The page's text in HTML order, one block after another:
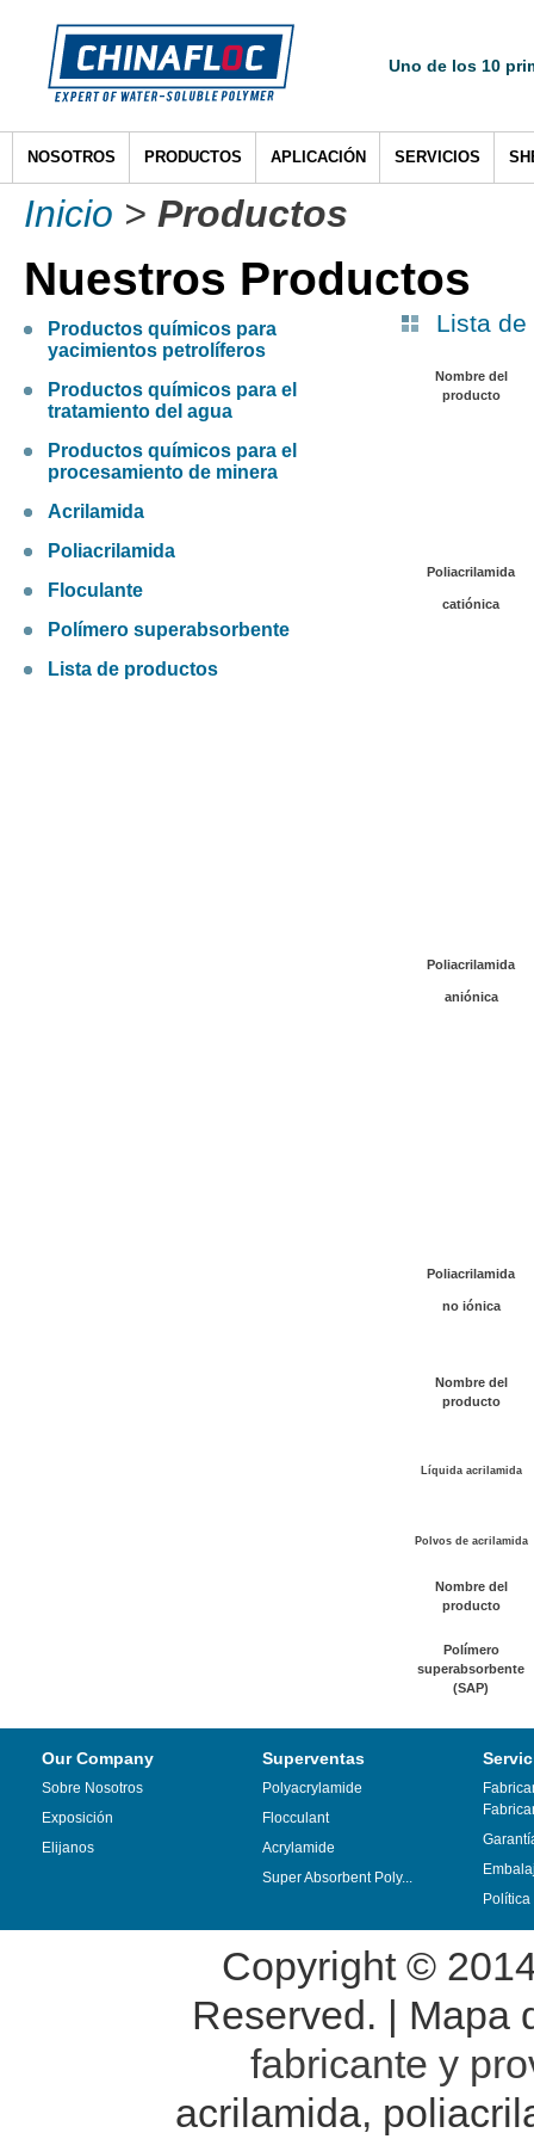
Uno de los 10
NOSOTROS PRODUCTOS APLICACIÓN SERVICIOS
Inicio > Productos
Nuestros Productos
Productos químicos para
yacimientos petrolíferos
Productos químicos para el
tratamiento del agua
Productos químicos para el
procesamiento de minera
Acrilamida
Poliacrilamida
Floculante
Polímero superabsorbente
Lista de productos
Lista de
Nombre del
producto
Poliacrilamida
catiónica
Poliacrilamida
aniónica
Poliacrilamida
no iónica
Nombre del
producto
Líquida acrilamida
Polvos de acrilamida
Nombre del
producto
Polímero
superabsorbente
(SAP)
Our Company
Sobre Nosotros
Exposición
Elijanos
Superventas
Polyacrylamide
Flocculant
Acrylamide
Super Absorbent Poly...
Copyright ©
Reserved. | Mapa
fabricante y
acrilamida,